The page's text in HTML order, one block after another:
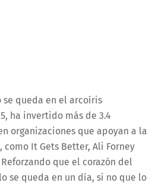
se queda en el arcoíris
ha invertido más de 3.4
organizaciones que apoyan a la
como It Gets Better, Ali Forney
que el corazón del
se queda en un día, si no que lo